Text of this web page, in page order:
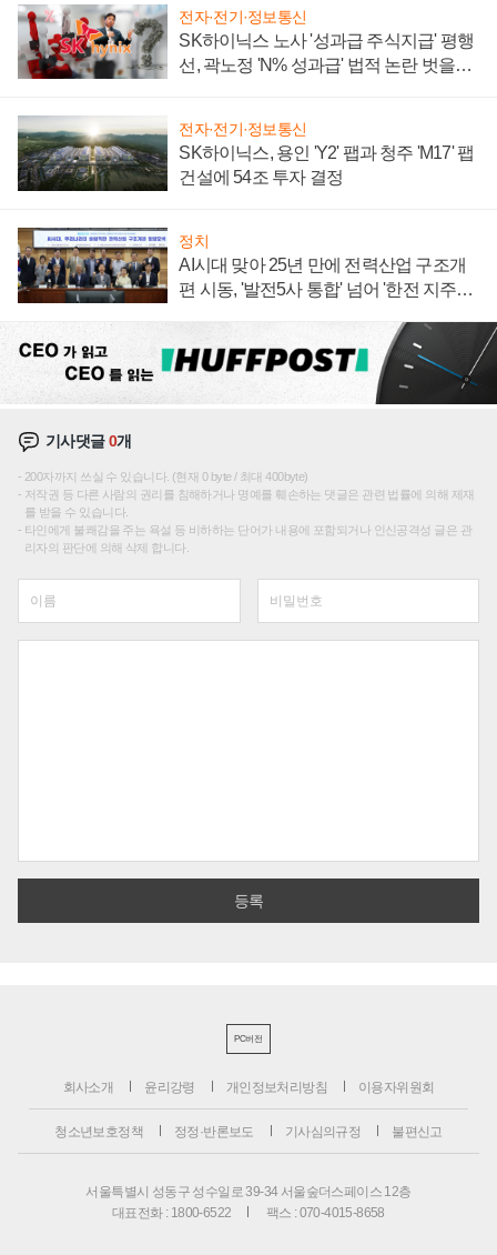
전자·전기·정보통신
SK하이닉스 노사 '성과급 주식지급' 평행
선, 곽노정 'N% 성과급' 법적 논란 벗을지
전자·전기·정보통신
SK하이닉스, 용인 'Y2' 팹과 청주 'M17' 팹
건설에 54조 투자 결정
정치
AI시대 맞아 25년 만에 전력산업 구조개
편 시동, '발전5사 통합' 넘어 '한전 지주사'
기사댓글0개
200자까지 쓰실 수 있습니다. (현재 0 byte / 최대 400byte)
저작권 등 다른 사람의 권리를 침해하거나 명예를 훼손하는 댓글은 관련 법률에 의해 제재
를 받을 수 있습니다.
타인에게 불쾌감을 주는 욕설 등 비하하는 단어가 내용에 포함되거나 인신공격성 글은 관
리자의 판단에 의해 삭제 합니다.
PC버전
회사소개 윤리강령 개인정보처리방침 이용자위원회
청소년보호정책 정정·반론보도 기사심의규정 불편신고
서울특별시 성동구 성수일로 39-34 서울숲더스페이스 12층
대표전화 : 1800-6522
팩스 : 070-4015-8658